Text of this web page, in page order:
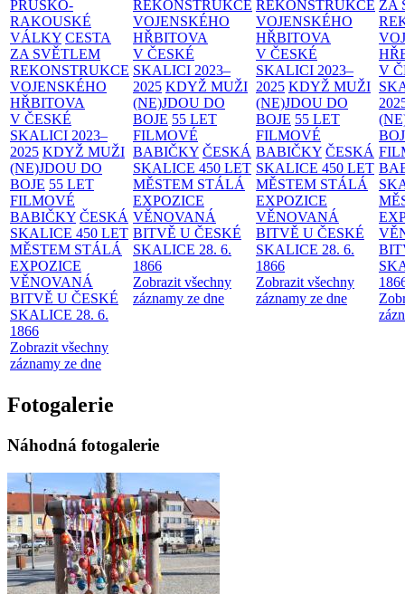
PRUSKO-
RAKOUSKÉ
VÁLKY CESTA
ZA SVĚTLEM
REKONSTRUKCE
VOJENSKÉHO
HŘBITOVA
V ČESKÉ
SKALICI 2023–
2025 KDYŽ MUŽI
(NE)JDOU DO
BOJE 55 LET
FILMOVÉ
BABIČKY ČESKÁ
SKALICE 450 LET
MĚSTEM STÁLÁ
EXPOZICE
VĚNOVANÁ
BITVĚ U ČESKÉ
SKALICE 28. 6.
1866
Zobrazit všechny
záznamy ze dne
REKONSTRUKCE
VOJENSKÉHO
HŘBITOVA
V ČESKÉ
SKALICI 2023–
2025 KDYŽ MUŽI
(NE)JDOU DO
BOJE 55 LET
FILMOVÉ
BABIČKY ČESKÁ
SKALICE 450 LET
MĚSTEM STÁLÁ
EXPOZICE
VĚNOVANÁ
BITVĚ U ČESKÉ
SKALICE 28. 6.
1866
Zobrazit všechny
záznamy ze dne
REKONSTRUKCE
VOJENSKÉHO
HŘBITOVA
V ČESKÉ
SKALICI 2023–
2025 KDYŽ MUŽI
(NE)JDOU DO
BOJE 55 LET
FILMOVÉ
BABIČKY ČESKÁ
SKALICE 450 LET
MĚSTEM STÁLÁ
EXPOZICE
VĚNOVANÁ
BITVĚ U ČESKÉ
SKALICE 28. 6.
1866
Zobrazit všechny
záznamy ze dne
ZA
V
Fotogalerie
Náhodná fotogalerie